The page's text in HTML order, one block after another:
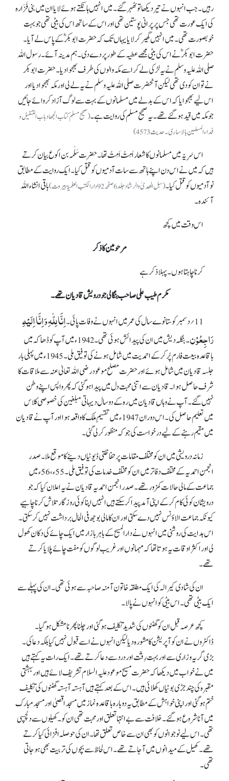
رہیں۔ جب انہوں نے تیر دیکھا تو ٹھہر گئے۔ میں انہیں ہانکتے ہوئے لایا ان میں بنی فَزَارہ
کی ایک عورت تھی جس پر پرانی پوستین تھی اور اس کے ساتھ اس کی بیٹی تھی جو بہت
خوبصورت تھی۔ میں انہیں گھیر کر لایا یہاں تک کہ حضرت ابوبکرؓ کے پاس لے آیا۔
حضرت ابوبکرؓ نے اس کی بیٹی مجھے عطیہ کے طور پر دے دی۔ ہم مدینہ آئے۔ رسول اللہ
صلی اللہ علیہ وسلم نے یہ لڑکی لے کر اسے مکہ والوں کی طرف بھجوا دیا۔ حضرت ابوبکر
نے تو ان کو دی تھی لیکن آنحضرت صلی اللہ علیہ وسلم نے یہ لے لی اور مکہ بھجوا دیا اور
اس لیے بھجوایا کہ اس کے بدلے میں مسلمانوں کے بہت سے لوگ آزاد کروائے جائیں
جو مکہ میں قید ہو گئے تھے۔ یہ صحیح مسلم کی روایت ہے۔(صحیح مسلم کتاب الجھاد باب التنفیل و
فداء المسلمین بالاساری۔ حدیث 4573)
اس سَرِیّہ میں مسلمانوں کا شعار اَمِتْ اَمِتْ تھا۔ حضرت سَلَمہ بن اکوع بیان کرتے
ہیں کہ میں نے اس دن اپنے ہاتھ سے سات آدمیوں کو قتل کیا۔ ایک روایت کے مطابق
نو آدمیوں کو قتل کیا۔(سبل الھدیٰ والرشاد جلد6صفحہ 92دارالکتب العلمیۃ بیروت)
باقی انشاء اللہ
آئندہ۔
اس وقت میں کچھ
مرحومین کا ذکر
کرنا چاہتا ہوں۔ پہلا ذکر ہے
مکرم طیب علی صاحب بنگالی جو درویش قادیان تھے۔
11؍ دسمبر کو ستانوے سال کی عمر میں انہوں نے وفات پائی۔
اِنَّا لِلّٰہِ وَاِنَّا اِلَیْہِ
رَاجِعُوْن
۔ بنگلہ دیش میں ان کی پیدائش ہوئی تھی۔ 1942ء میں آپ کو ڈھاکہ میں
باقاعدہ بیعت فارم پُر کر کے احمدیت میں شامل ہونے کی توفیق ملی۔ 1945ء میں پہلی بار
جلسہ قادیان میں شامل ہوئے اور حضرت مصلح موعود رضی اللہ تعالیٰ عنہ سے ملاقات کا
شرف حاصل ہوا۔ قادیان سے اتنی محبت دل میں پیدا ہو گئی کہ پھر واپس اپنے وطن
نہیں گئے۔ آپ نے وہاں قادیان میں رہ کے دو سال دیہاتی مبلغین کی خصوصی کلاس
میں تعلیم حاصل کی۔ اس دوران 1947ء میں تقسیمِ ملک کا واقعہ ہوا اور آپ نے قادیان
میں مقیم رہنے کے لیےدرخواست کی جو کہ منظور کر لی گئی۔
زمانہ درویشی میں ان کو مختلف مقامات پر حفاظتی ڈیوٹیاں دینے کا موقع ملا۔ صدر
انجمن احمدیہ کے مختلف دفاتر میں ان کو مختلف خدمات کی توفیق ملی۔ 55ء، 56ء میں
جماعت کے مالی حالات کمزور تھے۔ صدر انجمن احمدیہ قادیان نے یہ اعلان کیا کہ جو
درویشان کوئی کام کر کے اپنی آمد پیدا کر سکتے ہیں انہیں اپنا کوئی روزگار تلاش کرنا چاہیے
کیونکہ جماعت الاؤنس نہیں دے سکتی اور ان کا مالی بوجھ فی الحال برداشت نہیں کر سکتی۔
اس ہدایت کی روشنی میں انہوں نے دارالمسیح کے باہر بازار میں ایک چائے کی دکان کھول
لی اور اکثر اوقات یہ ہوتا تھا کہ مہمانوں اور غریب لوگوں کو مفت چائے پلایا کرتے
تھے۔
ان کی شادی کیرالہ کی ایک مطلقہ خاتون آمنہ صاحبہ سے ہوئی تھی۔ ان کی پہلے سے
ایک بیٹی تھی۔ اس بیٹی کو انہوں نے پالا۔
کچھ عرصہ قبل ان کو گھٹنوں کی شدید تکلیف ہو گئی اور چلنا پھرنا مشکل ہو گیا۔
ڈاکٹروں نے ان کو آپریشن کا مشورہ دیا لیکن انہوں نے اسے قبول نہیں کیا بلکہ دعا کی۔
بڑی گریہ و زاری سے اور بہت رِقّت اور درد سے دعا کرتے تھے۔ ایک رات یہ کہتے ہیں
میں نے خواب میں دیکھا کہ حضرت مسیح موعود علیہ السلام تشریف لائے ہیں اور بہشتی
مقبرہ کی چند جڑی بوٹیاں کھلائی ہیں۔ اس کے بعد کہتے ہیں آہستہ آہستہ گھٹنوں کی تکلیف
ختم ہو گئی اور اپنی خواہش کے مطابق یہ دوبارہ باقاعدہ نماز میں مسجد اقصیٰ اور مسجد مبارک
میں آنا شروع ہو گئے۔ خلافت سے بےانتہا تعلق اور محبت تھی ان کو۔ کھیلوں سے دلچسپی
تھی۔ اس لیے نوجوانوں کو بھی ان سے خاص تعلق تھا۔ ان کی حوصلہ افزائی کیا کرتے
تھے۔کھیل کے میدانوں میں آجاتے تھے۔ اس لحاظ سے بچوں کی تربیت بھی ہو جاتی
تھی۔